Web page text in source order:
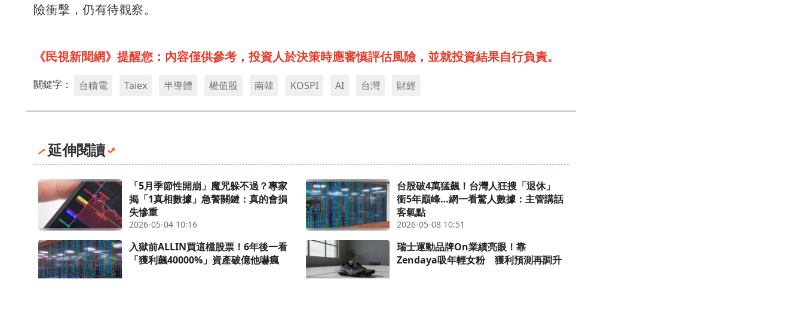
險衝擊，仍有待觀察。
《民視新聞網》提醒您：內容僅供參考，投資人於決策時應審慎評估風險，並就投資結果自行負責。
關鍵字： 台積電 Taiex 半導體 權值股 南韓 KOSPI AI 台灣 財經
延伸閱讀
「5月季節性開崩」魔咒躲不過？專家
揭「1真相數據」急警關鍵：真的會損
失慘重
2026-05-04 10:16
台股破4萬猛飆！台灣人狂搜「退休」
衝5年巔峰…網一看驚人數據：主管講話
客氣點
2026-05-08 10:51
入獄前ALLIN買這檔股票！6年後一看
「獲利飆40000%」資產破億他嚇瘋
瑞士運動品牌On業績亮眼！靠
Zendaya吸年輕女粉 獲利預測再調升